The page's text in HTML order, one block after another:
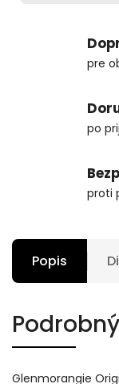
pre
po
proti
Popis
Glenmorangie